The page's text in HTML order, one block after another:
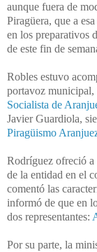
aunque fuera de
Piragüera, que a
en los preparativos
de este fin de
Robles estuvo
portavoz municipal,
Socialista de
Javier Guardiola,
Piragüismo
Rodríguez ofreció a
de la entidad en el
comentó las
informó de que en
dos representantes:
Por su parte, la